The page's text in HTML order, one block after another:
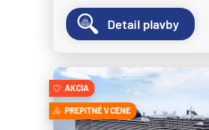
MS Europa
MS Europa 2
Holland America Line
MS Eurodam
MS Koningsdam
Detail plavby
AKCIA
PREPITNÉ V CENE